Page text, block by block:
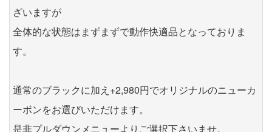
ざいますが
全体的な状態はまずまずで動作快適品となっておりま
す。
通常のブラックに加え+2,980円でオリジナルのニューカ
ーボンをお選びいただけます。
是非プルダウンメニューよりご選択下さいませ。